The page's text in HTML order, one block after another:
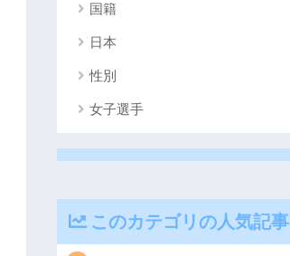
国籍
日本
性別
女子選手
このカテゴリの人気記事